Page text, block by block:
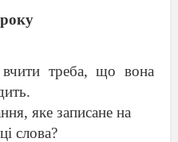
треба, що вона
яке записане на
слова?